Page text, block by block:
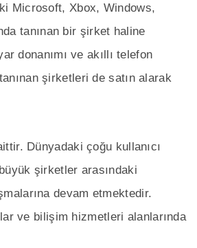
Microsoft, Xbox, Windows,
tanınan bir şirket haline
donanımı ve akıllı telefon
şirketleri de satın alarak
Dünyadaki çoğu kullanıcı
şirketler arasındaki
devam etmektedir.
ve bilişim hizmetleri alanlarında